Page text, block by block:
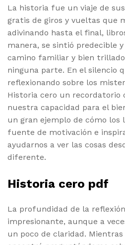
La historia fue un viaje de
gratis de giros y vueltas que
adivinando hasta el final,
manera, se sintió predecible
camino familiar y bien
ninguna parte. En el silencio
reflexionando sobre los
Historia cero un recordatorio
nuestra capacidad para el
un gran ejemplo de cómo los
fuente de motivación e
ayudarnos a ver las cosas
diferente.
Historia cero pdf
La profundidad de la
impresionante, aunque a
un poco de claridad.